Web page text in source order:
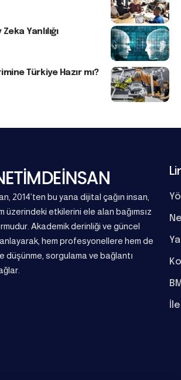
Yanlılığı
Türkiye Hazır mı?
2014’ten bu yana dijital çağın insan,
üzerindeki etkilerini ele alan bağımsız
Akademik derinliği ve güncel
hem profesyonellere hem de
düşünme, sorgulama ve bağlantı